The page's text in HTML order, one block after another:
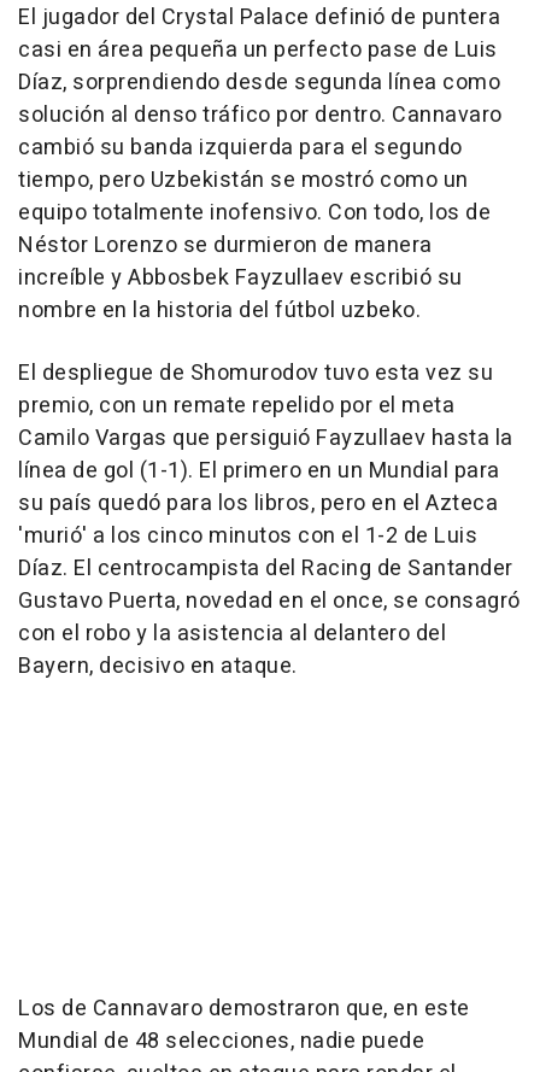
El jugador del Crystal Palace definió de puntera
casi en área pequeña un perfecto pase de Luis
Díaz, sorprendiendo desde segunda línea como
solución al denso tráfico por dentro. Cannavaro
cambió su banda izquierda para el segundo
tiempo, pero Uzbekistán se mostró como un
equipo totalmente inofensivo. Con todo, los de
Néstor Lorenzo se durmieron de manera
increíble y Abbosbek Fayzullaev escribió su
nombre en la historia del fútbol uzbeko.
El despliegue de Shomurodov tuvo esta vez su
premio, con un remate repelido por el meta
Camilo Vargas que persiguió Fayzullaev hasta la
línea de gol (1-1). El primero en un Mundial para
su país quedó para los libros, pero en el Azteca
'murió' a los cinco minutos con el 1-2 de Luis
Díaz. El centrocampista del Racing de Santander
Gustavo Puerta, novedad en el once, se consagró
con el robo y la asistencia al delantero del
Bayern, decisivo en ataque.
Los de Cannavaro demostraron que, en este
Mundial de 48 selecciones, nadie puede